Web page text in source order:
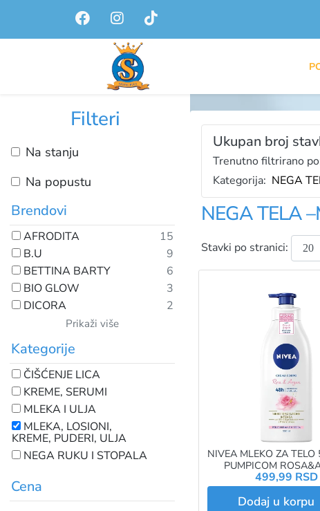
Filteri
Na stanju
Na popustu
Brendovi
AFRODITA
15
B.U
9
BETTINA BARTY
6
BIO GLOW
3
DICORA
2
Prikaži više
Kategorije
ČIŠĆENJE LICA
KREME, SERUMI
MLEKA I ULJA
MLEKA, LOSIONI,
KREME, PUDERI, ULJA
NEGA RUKU I STOPALA
Cena
Ukupan broj
Trenutno filtrirano
Kategorija: NEGA
NEGA TELA
Stavki po stranici:
NIVEA MLEKO ZA
PUMPICOM
IDRATANTE
499,99 RSD
Dodaj u